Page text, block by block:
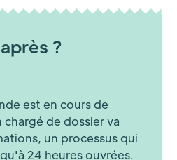
?
est en cours de
de dossier va
un processus qui
24 heures ouvrées.